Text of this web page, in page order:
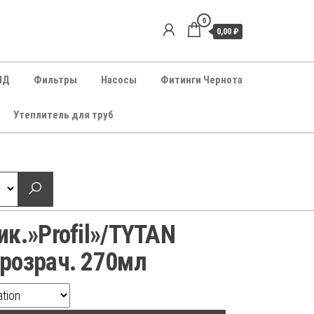
0
0,00 ₽
Фильтры Насосы Фитинги Чернота
Утеплитель для труб
TYTAN
270мл